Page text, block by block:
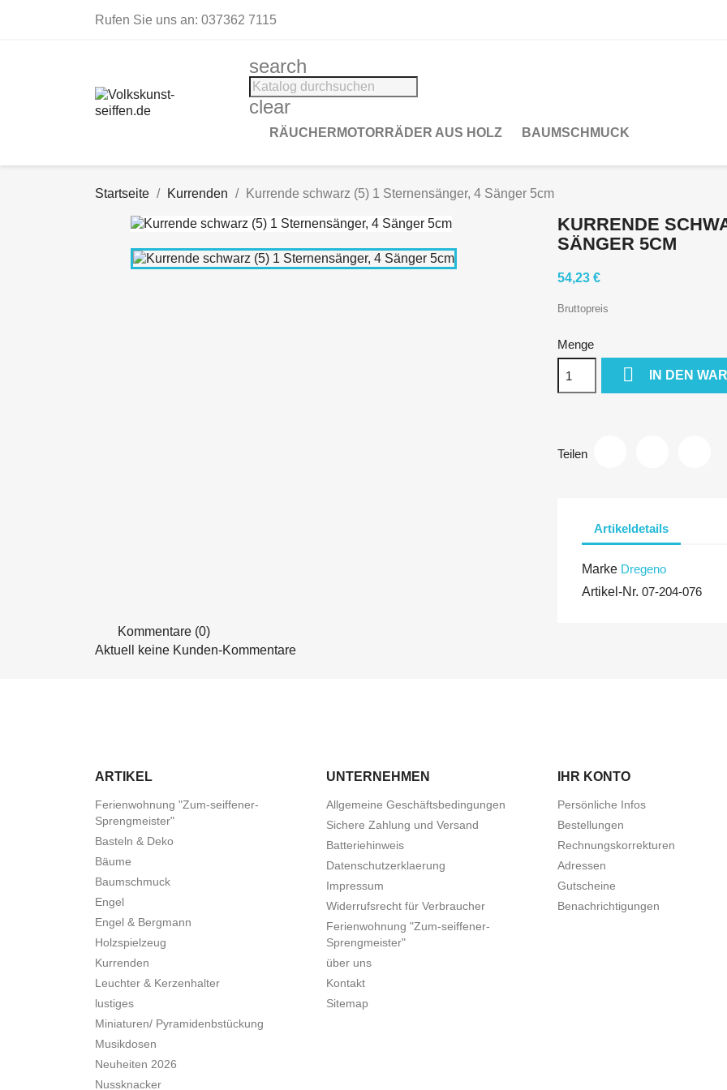
Rufen Sie uns an: 037362 7115
search
clear
RÄUCHERMOTORRÄDER AUS HOLZ BAUMSCHMUCK
Startseite Kurrenden Kurrende schwarz (5) 1 Sternensänger, 4 Sänger 5cm
KURRENDE
SÄNGER 5CM
54,23 €
Bruttopreis
Menge
 IN DEN
Teilen
Artikeldetails
Marke Dregeno
Artikel-Nr. 07-204-076
Kommentare (0)
Aktuell keine Kunden-Kommentare
ARTIKEL
Ferienwohnung "Zum-seiffener-
Sprengmeister"
Basteln & Deko
Bäume
Baumschmuck
Engel
Engel & Bergmann
Holzspielzeug
Kurrenden
Leuchter & Kerzenhalter
lustiges
Miniaturen/ Pyramidenbstückung
Musikdosen
Neuheiten 2026
Nussknacker
UNTERNEHMEN
Allgemeine Geschäftsbedingungen
Sichere Zahlung und Versand
Batteriehinweis
Datenschutzerklaerung
Impressum
Widerrufsrecht für Verbraucher
Ferienwohnung "Zum-seiffener-
Sprengmeister"
über uns
Kontakt
Sitemap
IHR KONTO
Persönliche Infos
Bestellungen
Rechnungskorrekturen
Adressen
Gutscheine
Benachrichtigungen